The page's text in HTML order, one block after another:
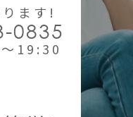
ます!
0835
19:30